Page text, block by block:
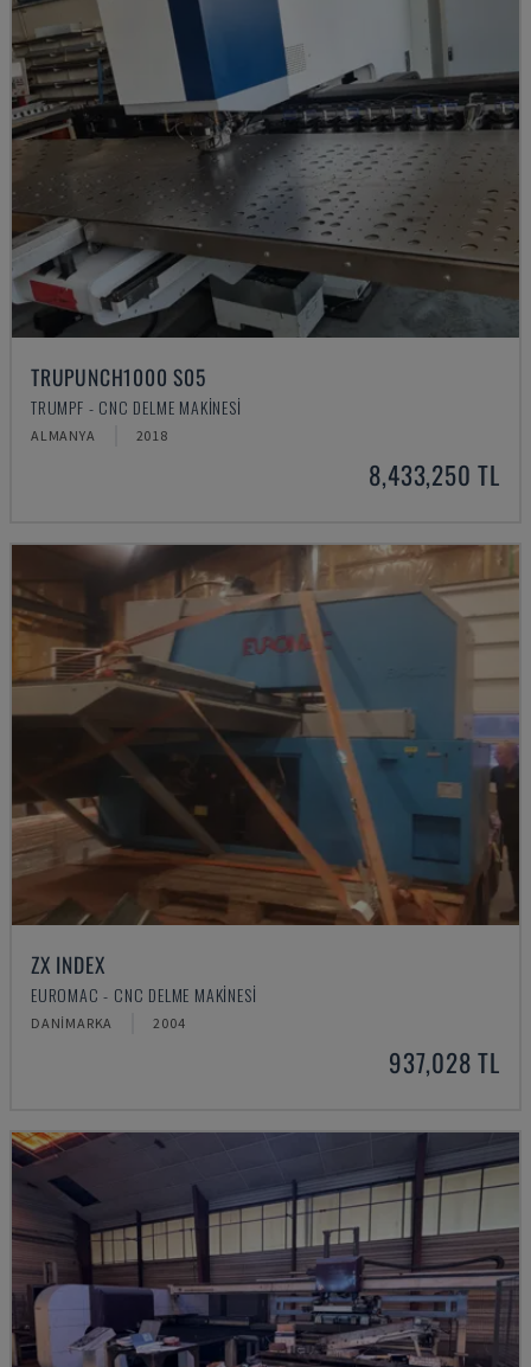
TRUPUNCH1000 S05
TRUMPF - CNC DELME MAKINESI
ALMANYA 2018
8,433,250 TL
ZX INDEX
EUROMAC - CNC DELME MAKINESI
DANIMARKA 2004
937,028 TL